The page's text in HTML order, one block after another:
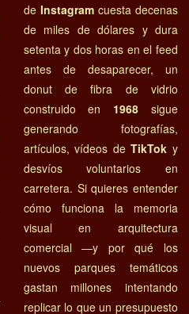
de Instagramcuesta decenas
de miles de dólares y dura
setenta y dos horas en el feed
antes de desaparecer, un
donut de fibra de vidrio
construido en 1968sigue
generando fotografías,
artículos, vídeos de TikToky
desvíos voluntarios en
carretera. Si quieres entender
cómo funciona la memoria
visual en arquitectura
comercial —y por qué los
nuevos parques temáticos
gastan millones intentando
replicar lo que un presupuesto